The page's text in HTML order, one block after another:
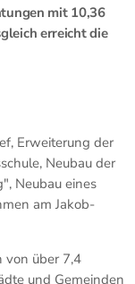
mit 10,36
erreicht die
Erweiterung der
Neubau der
Neubau eines
am Jakob-
von über 7,4
und Gemeinden